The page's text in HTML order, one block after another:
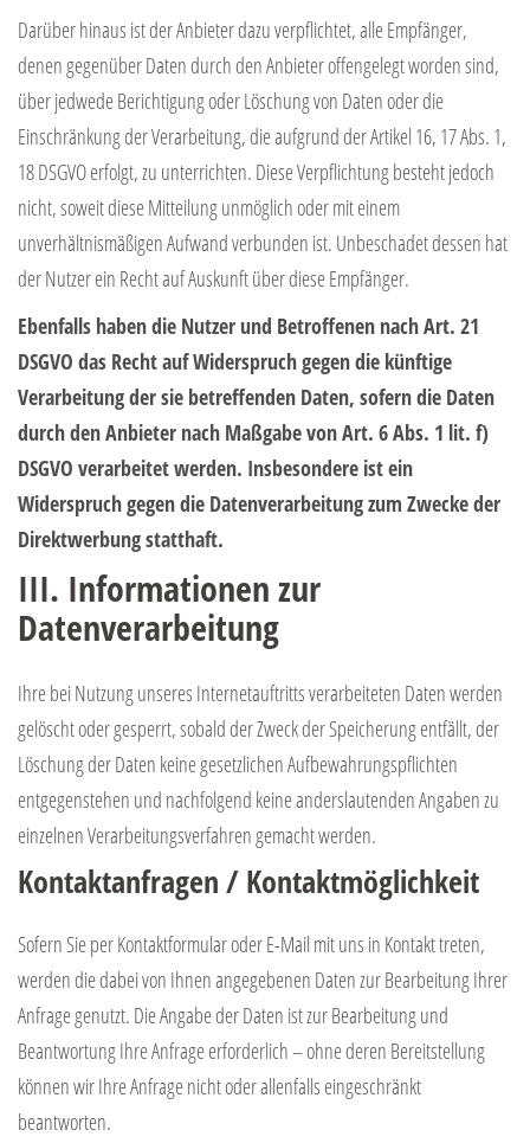
Darüber hinaus ist der Anbieter dazu verpflichtet, alle Empfänger,
denen gegenüber Daten durch den Anbieter offengelegt worden sind,
über jedwede Berichtigung oder Löschung von Daten oder die
Einschränkung der Verarbeitung, die aufgrund der Artikel 16, 17 Abs. 1,
18 DSGVO erfolgt, zu unterrichten. Diese Verpflichtung besteht jedoch
nicht, soweit diese Mitteilung unmöglich oder mit einem
unverhältnismäßigen Aufwand verbunden ist. Unbeschadet dessen hat
der Nutzer ein Recht auf Auskunft über diese Empfänger.
Ebenfalls haben die Nutzer und Betroffenen nach Art. 21
DSGVO das Recht auf Widerspruch gegen die künftige
Verarbeitung der sie betreffenden Daten, sofern die Daten
durch den Anbieter nach Maßgabe von Art. 6 Abs. 1 lit. f)
DSGVO verarbeitet werden. Insbesondere ist ein
Widerspruch gegen die Datenverarbeitung zum Zwecke der
Direktwerbung statthaft.
III. Informationen zur
Datenverarbeitung
Ihre bei Nutzung unseres Internetauftritts verarbeiteten Daten werden
gelöscht oder gesperrt, sobald der Zweck der Speicherung entfällt, der
Löschung der Daten keine gesetzlichen Aufbewahrungspflichten
entgegenstehen und nachfolgend keine anderslautenden Angaben zu
einzelnen Verarbeitungsverfahren gemacht werden.
Kontaktanfragen / Kontaktmöglichkeit
Sofern Sie per Kontaktformular oder E-Mail mit uns in Kontakt treten,
werden die dabei von Ihnen angegebenen Daten zur Bearbeitung Ihrer
Anfrage genutzt. Die Angabe der Daten ist zur Bearbeitung und
Beantwortung Ihre Anfrage erforderlich – ohne deren Bereitstellung
können wir Ihre Anfrage nicht oder allenfalls eingeschränkt
beantworten.